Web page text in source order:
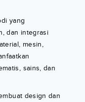
yang
dan integrasi
mesin,
sains, dan
design dan